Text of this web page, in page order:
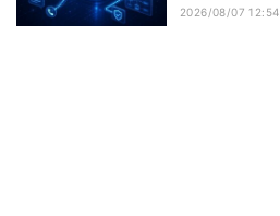
2026/08/07 12:54